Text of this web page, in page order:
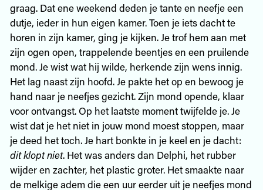
graag. Dat ene weekend deden je tante en neefje een
dutje, ieder in hun eigen kamer. Toen je iets dacht te
horen in zijn kamer, ging je kijken. Je trof hem aan met
zijn ogen open, trappelende beentjes en een pruilende
mond. Je wist wat hij wilde, herkende zijn wens innig.
Het lag naast zijn hoofd. Je pakte het op en bewoog je
hand naar je neefjes gezicht. Zijn mond opende, klaar
voor ontvangst. Op het laatste moment twijfelde je. Je
wist dat je het niet in jouw mond moest stoppen, maar
je deed het toch. Je hart bonkte in je keel en je dacht:
dit klopt niet. Het was anders dan Delphi, het rubber
wijder en zachter, het plastic groter. Het smaakte naar
de melkige adem die een uur eerder uit je neefjes mond